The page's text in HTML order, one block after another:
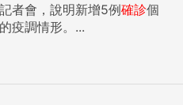
者會，說明新增5例確診個
疫調情形。...